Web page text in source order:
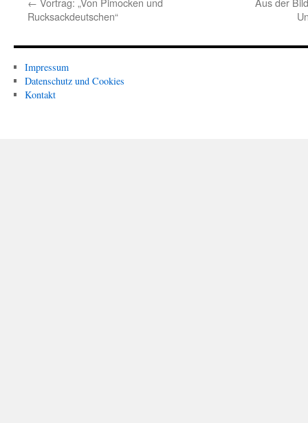
Rucksackdeutschen“
Impressum
Datenschutz und Cookies
Kontakt